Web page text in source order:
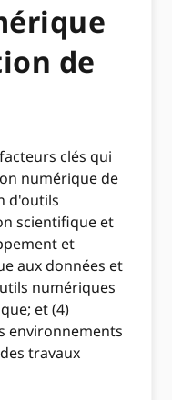
de
clés qui
numérique de
d'outils
scientifique et
et
aux données et
numériques
et (4)
environnements
travaux